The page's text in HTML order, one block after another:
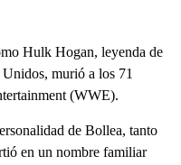
Hulk Hogan, leyenda de
murió a los 71
(WWE).
de Bollea, tanto
en un nombre familiar